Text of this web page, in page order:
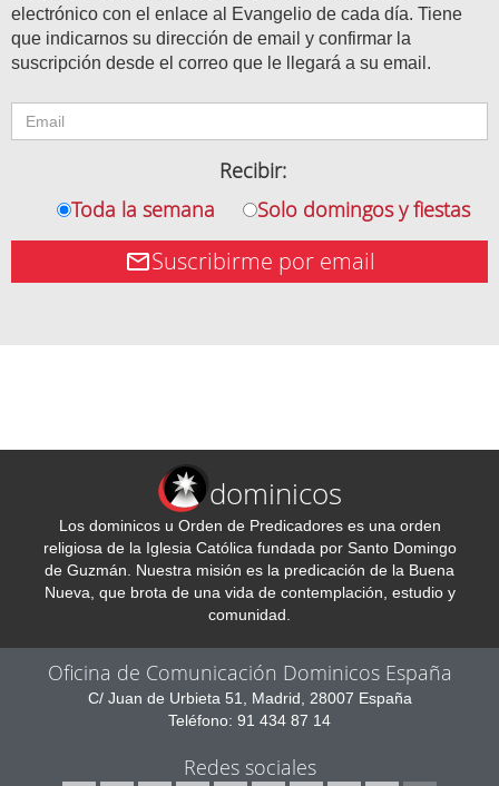
electrónico con el enlace al Evangelio de cada día. Tiene
que indicarnos su dirección de email y confirmar la
suscripción desde el correo que le llegará a su email.
Recibir:
Toda la semana
Solo domingos y fiestas
Suscribirme por email
dominicos
Los dominicos u Orden de Predicadores es una orden
religiosa de la Iglesia Católica fundada por Santo Domingo
de Guzmán. Nuestra misión es la predicación de la Buena
Nueva, que brota de una vida de contemplación, estudio y
comunidad.
Oficina de Comunicación Dominicos España
C/ Juan de Urbieta 51, Madrid, 28007 España
Teléfono: 91 434 87 14
Redes sociales